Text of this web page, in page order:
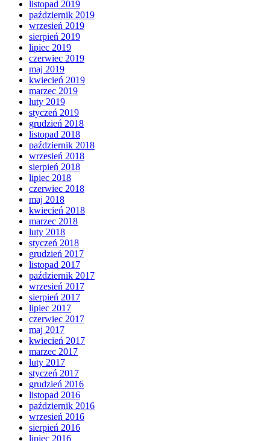
listopad 2019
październik 2019
wrzesień 2019
sierpień 2019
lipiec 2019
czerwiec 2019
maj 2019
kwiecień 2019
marzec 2019
luty 2019
styczeń 2019
grudzień 2018
listopad 2018
październik 2018
wrzesień 2018
sierpień 2018
lipiec 2018
czerwiec 2018
maj 2018
kwiecień 2018
marzec 2018
luty 2018
styczeń 2018
grudzień 2017
listopad 2017
październik 2017
wrzesień 2017
sierpień 2017
lipiec 2017
czerwiec 2017
maj 2017
kwiecień 2017
marzec 2017
luty 2017
styczeń 2017
grudzień 2016
listopad 2016
październik 2016
wrzesień 2016
sierpień 2016
lipiec 2016